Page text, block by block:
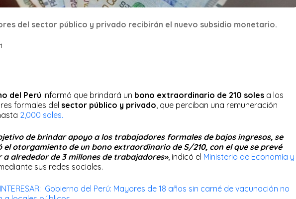
del sector público y privado recibirán el nuevo subsidio monetario.
del Perú informó que brindará un bono extraordinario de 210 soles a los
formales del sector público y privado , que perciban una remuneración
2,000 soles.
de brindar apoyo a los trabajadores formales de bajos ingresos, se
el otorgamiento de un bono extraordinario de S/210, con el que se prevé
a alrededor de 3 millones de trabajadores», indicó el Ministerio de Economía y
sus redes sociales.
INTERESAR: Gobierno del Perú: Mayores de 18 años sin carné de vacunación no